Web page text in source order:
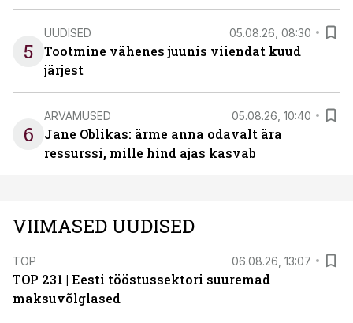
5
UUDISED 05.08.26, 08:30
Tootmine vähenes juunis viiendat kuud
järjest
6
ARVAMUSED 05.08.26, 10:40
Jane Oblikas: ärme anna odavalt ära
ressurssi, mille hind ajas kasvab
VIIMASED UUDISED
TOP 06.08.26, 13:07
TOP 231 | Eesti tööstussektori suuremad
maksuvõlglased